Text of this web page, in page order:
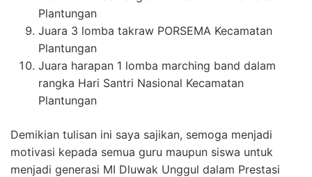
Plantungan
Juara 3 lomba takraw PORSEMA Kecamatan
Plantungan
Juara harapan 1 lomba marching band dalam
rangka Hari Santri Nasional Kecamatan
Plantungan
Demikian tulisan ini saya sajikan, semoga menjadi
motivasi kepada semua guru maupun siswa untuk
menjadi generasi MI Dluwak Unggul dalam Prestasi